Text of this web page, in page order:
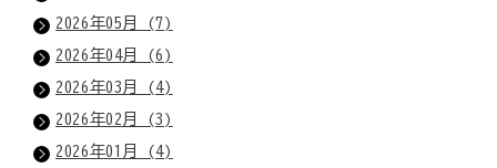
2026年05月 (7)
2026年04月 (6)
2026年03月 (4)
2026年02月 (3)
2026年01月 (4)